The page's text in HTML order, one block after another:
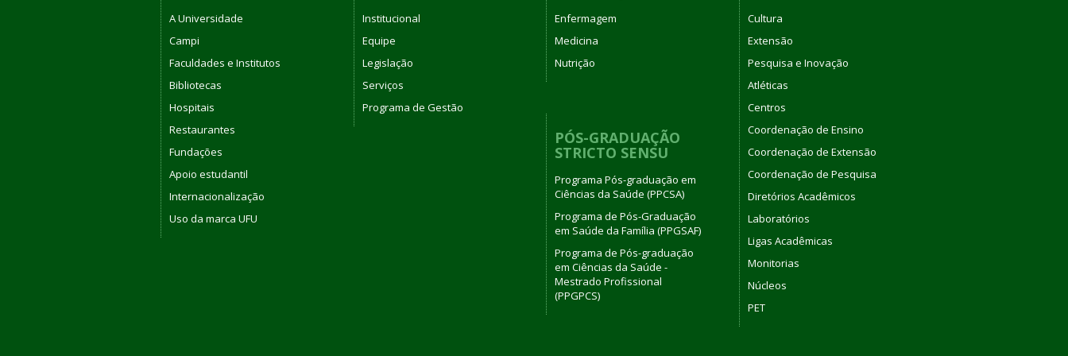
A Universidade
Campi
Faculdades e Institutos
Bibliotecas
Hospitais
Restaurantes
Fundações
Apoio estudantil
Internacionalização
Uso da marca UFU
Institucional
Equipe
Legislação
Serviços
Programa de Gestão
Enfermagem
Medicina
Nutrição
PÓS-GRADUAÇÃO
STRICTO SENSU
Programa Pós-graduação em
Ciências da Saúde (PPCSA)
Programa de Pós-Graduação
em Saúde da Família (PPGSAF)
Programa de Pós-graduação
em Ciências da Saúde -
Mestrado Profissional
(PPGPCS)
Cultura
Extensão
Pesquisa e Inovação
Atléticas
Centros
Coordenação de Ensino
Coordenação de Extensão
Coordenação de Pesquisa
Diretórios Acadêmicos
Laboratórios
Ligas Acadêmicas
Monitorias
Núcleos
PET